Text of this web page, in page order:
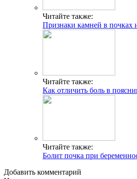
Читайте также:
Признаки камней в почках
Читайте также:
Как отличить боль в
Читайте также:
Болит почка при
Добавить комментарий